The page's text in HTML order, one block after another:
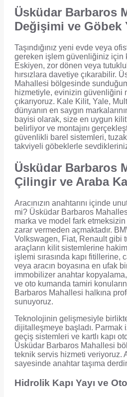
Üsküdar Barbaros
Değişimi ve Göbek
Taşındığınız yeni evde veya
gereken işlem güvenliğiniz için
Eskiyen, zor dönen veya
hırsızlara davetiye çıkarabilir.
Mahallesi bölgesinde
hizmetiyle, evinizin güvenliğini
çıkarıyoruz. Kale Kilit, Yale,
dünyanın en saygın
bayisi olarak, size en uygun
belirliyor ve montajını
güvenlikli barel sistemleri,
takviyeli göbeklerle
Üsküdar Barbaros
Çilingir ve Araba
Aracınızın anahtarını içinde
mi? Üsküdar Barbaros
marka ve model fark etmeksizin
zarar vermeden açmaktadır.
Volkswagen, Fiat, Renault gibi
araçların kilit sistemlerine
işlemi sırasında kapı fitillerine,
veya aracın boyasına en ufak
immobilizer anahtar kopyalama,
ve oto kumanda tamiri
Barbaros Mahallesi halkına
sunuyoruz.
Teknolojinin gelişmesiyle
dijitalleşmeye başladı. Parmak
geçiş sistemleri ve kartlı kapı
Üsküdar Barbaros Mahallesi
teknik servis hizmeti veriyoruz.
sayesinde anahtar taşıma
Hidrolik Kapı Yayı ve